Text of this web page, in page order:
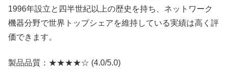
1996年設立と四半世紀以上の歴史を持ち、ネットワーク
機器分野で世界トップシェアを維持している実績は高く評
価できます。
製品品質：★★★★☆ (4.0/5.0)